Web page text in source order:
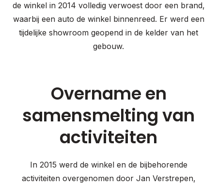
de winkel in 2014 volledig verwoest door een brand,
waarbij een auto de winkel binnenreed. Er werd een
tijdelijke showroom geopend in de kelder van het
gebouw.
Overname en
samensmelting van
activiteiten
In 2015 werd de winkel en de bijbehorende
activiteiten overgenomen door Jan Verstrepen,